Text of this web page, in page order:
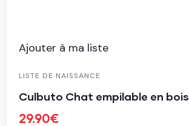
Ajouter à ma liste
LISTE DE NAISSANCE
Culbuto Chat empilable en bois
29.90€